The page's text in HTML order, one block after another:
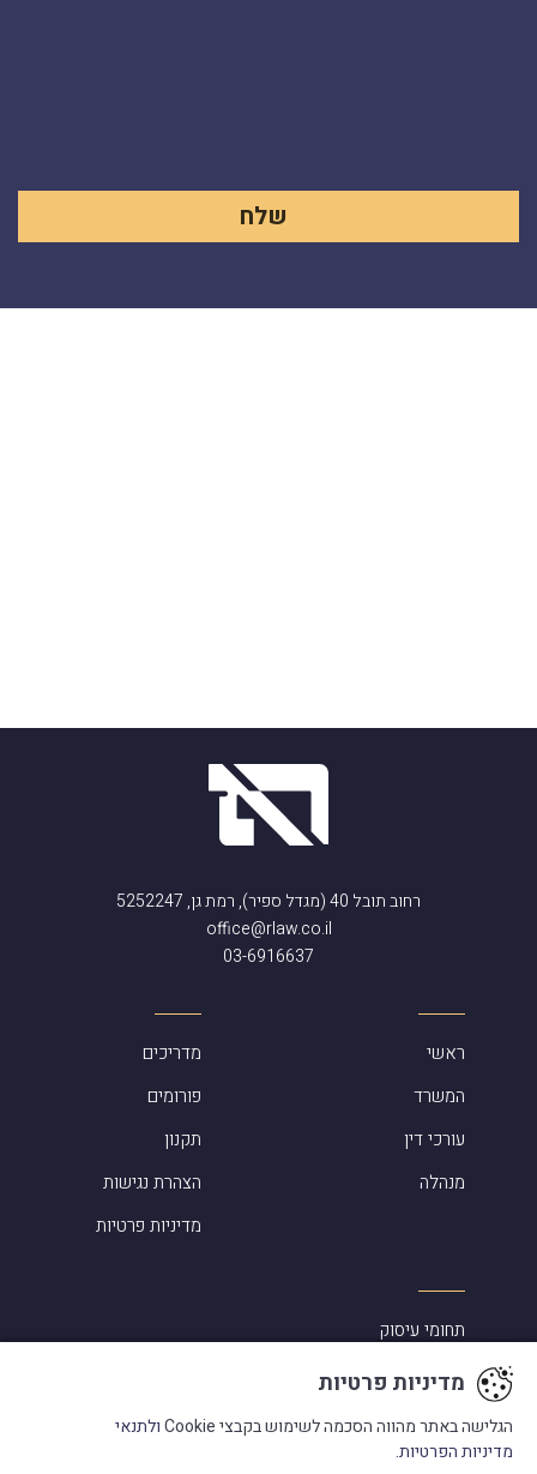
רחוב תובל 40 (מגדל ספיר), רמת גן, 5252247
office@rlaw.co.il
03-6916637
ראשי
המשרד
עורכי דין
מנהלה
מדריכים
פורומים
תקנון
הצהרת נגישות
מדיניות פרטיות
תחומי עיסוק
סיפורי הצלחה
אלמוג שפירא ביקורות
מעורבות בקהילה
מדיניות פרטיות
הגלישה באתר מהווה הסכמה לשימוש בקבצי Cookie
ולתנאי
מדיניות הפרטיות.